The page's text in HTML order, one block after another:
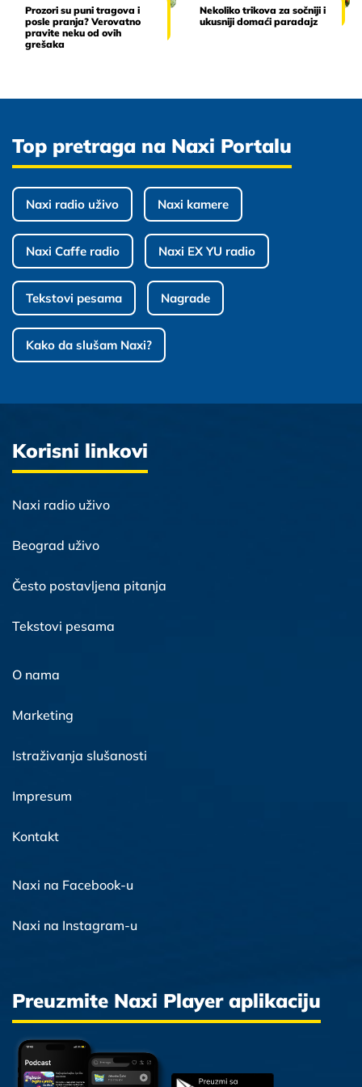
Prozori su puni tragova i
posle pranja? Verovatno
pravite neku od ovih
grešaka
Nekoliko trikova za sočniji i
ukusniji domaći paradajz
Top pretraga na Naxi Portalu
Naxi radio uživo Naxi kamere
Naxi Caffe radio Naxi EX YU radio
Tekstovi pesama Nagrade
Kako da slušam Naxi?
Korisni linkovi
Naxi radio uživo
Beograd uživo
Često postavljena pitanja
Tekstovi pesama
O nama
Marketing
Istraživanja slušanosti
Impresum
Kontakt
Naxi na Facebook-u
Naxi na Instagram-u
Preuzmite Naxi Player aplikaciju